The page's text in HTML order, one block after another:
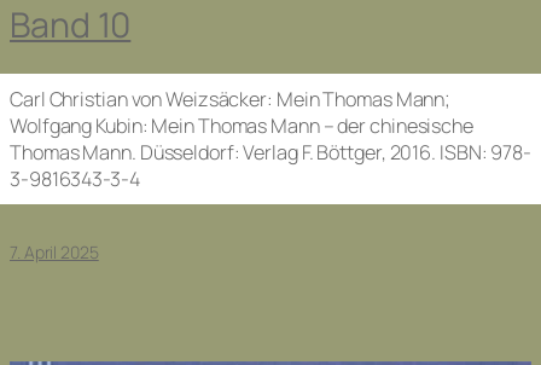
Band 10
Carl Christian von Weizsäcker: Mein Thomas Mann;
Wolfgang Kubin: Mein Thomas Mann – der chinesische
Thomas Mann. Düsseldorf: Verlag F. Böttger, 2016. ISBN: 978-
3-9816343-3-4
7. April 2025